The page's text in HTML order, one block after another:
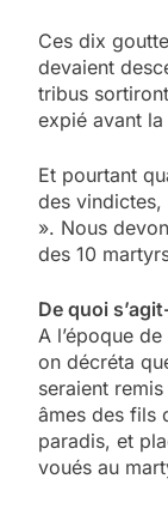
Ces dix
devaient
tribus
expié avant
Et pourtant
des vindictes,
». Nous
des 10
De quoi
A l’époque
on décréta
seraient
âmes des fils
paradis, et
voués au